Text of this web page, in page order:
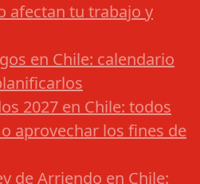
afectan tu trabajo y
en Chile: calendario
2027 en Chile: todos
aprovechar los fines de
de Arriendo en Chile: